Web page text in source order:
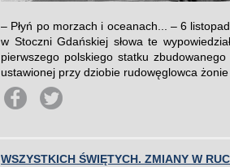
– Płyń po morzach i oceanach... – 6
w Stoczni Gdańskiej słowa te
pierwszego polskiego statku
ustawionej przy dziobie rudowęglowca żonie
WSZYSTKICH ŚWIĘTYCH. ZMIANY W